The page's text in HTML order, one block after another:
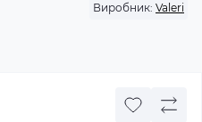
Виробник: Valeri